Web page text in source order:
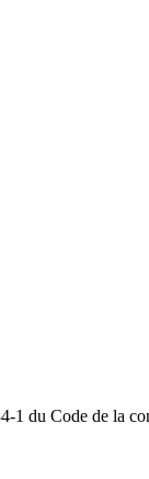
1 du Code de la